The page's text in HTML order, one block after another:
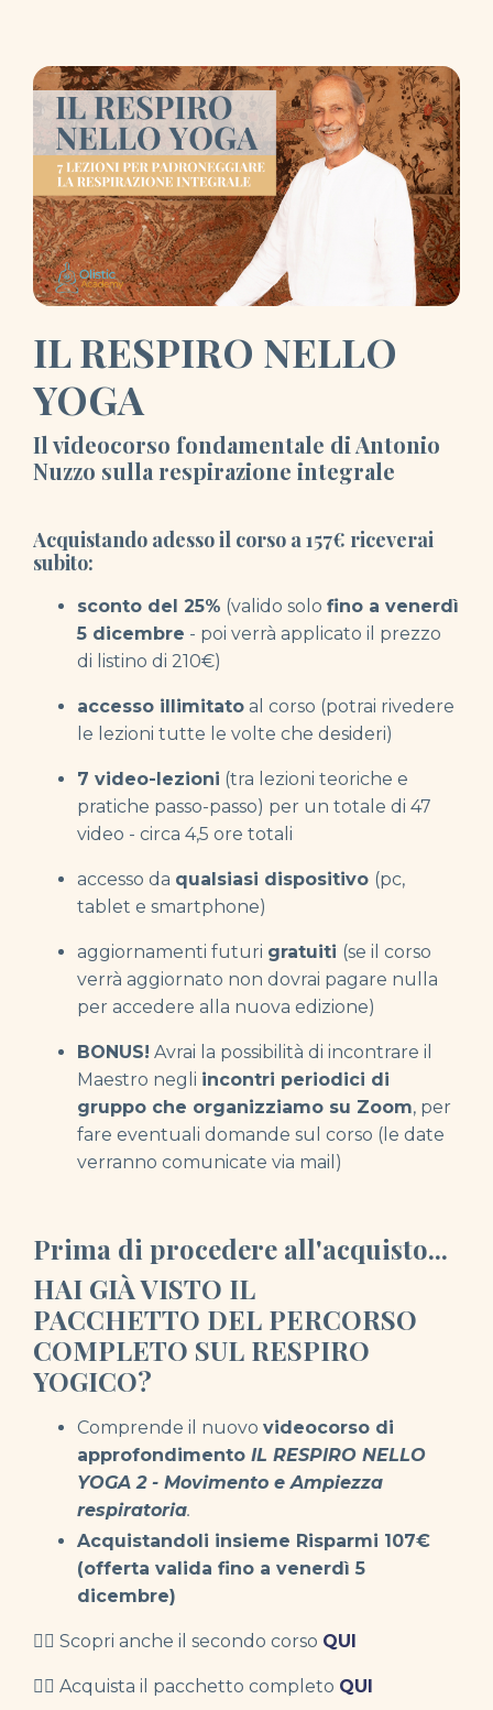
IL RESPIRO NELLO
YOGA
Il videocorso fondamentale di Antonio
Nuzzo sulla respirazione integrale
Acquistando adesso il corso a 157€ riceverai
subito:
sconto del 25% (valido solo fino a venerdì
5 dicembre - poi verrà applicato il prezzo
di listino di 210€)
accesso illimitato al corso (potrai rivedere
le lezioni tutte le volte che desideri)
7 video-lezioni (tra lezioni teoriche e
pratiche passo-passo) per un totale di 47
video - circa 4,5 ore totali
accesso da qualsiasi dispositivo (pc,
tablet e smartphone)
aggiornamenti futuri gratuiti (se il corso
verrà aggiornato non dovrai pagare nulla
per accedere alla nuova edizione)
BONUS! Avrai la possibilità di incontrare il
Maestro negli incontri periodici di
gruppo che organizziamo su Zoom, per
fare eventuali domande sul corso (le date
verranno comunicate via mail)
Prima di procedere all'acquisto...
HAI GIÀ VISTO IL
PACCHETTO DEL PERCORSO
COMPLETO SUL RESPIRO
YOGICO?
Comprende il nuovo videocorso di
approfondimento IL RESPIRO NELLO
YOGA 2 - Movimento e Ampiezza
respiratoria.
Acquistandoli insieme Risparmi 107€
(offerta valida fino a venerdì 5
dicembre)
👉🏻 Scopri anche il secondo corso QUI
👉🏻 Acquista il pacchetto completo QUI